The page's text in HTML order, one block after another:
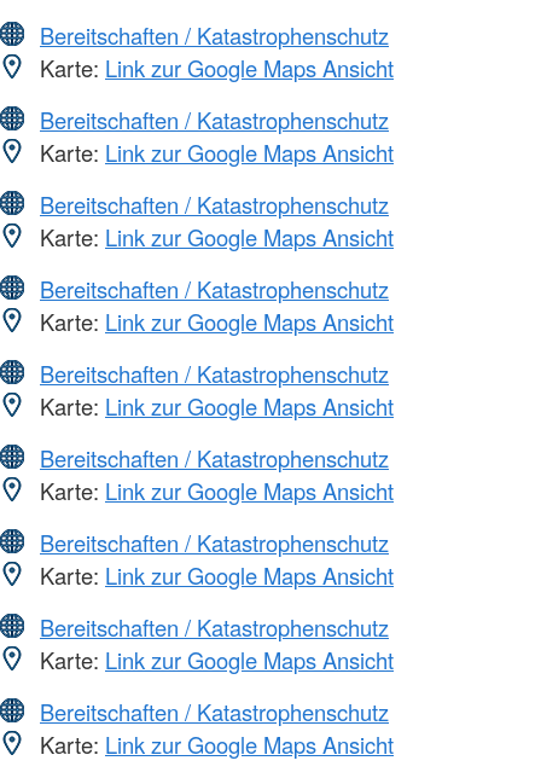
Bereitschaften / Katastrophenschutz
Karte: Link zur Google Maps Ansicht
Bereitschaften / Katastrophenschutz
Karte: Link zur Google Maps Ansicht
Bereitschaften / Katastrophenschutz
Karte: Link zur Google Maps Ansicht
Bereitschaften / Katastrophenschutz
Karte: Link zur Google Maps Ansicht
Bereitschaften / Katastrophenschutz
Karte: Link zur Google Maps Ansicht
Bereitschaften / Katastrophenschutz
Karte: Link zur Google Maps Ansicht
Bereitschaften / Katastrophenschutz
Karte: Link zur Google Maps Ansicht
Bereitschaften / Katastrophenschutz
Karte: Link zur Google Maps Ansicht
Bereitschaften / Katastrophenschutz
Karte: Link zur Google Maps Ansicht